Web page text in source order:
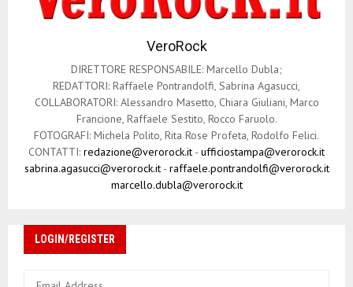
VeroRock
DIRETTORE RESPONSABILE: Marcello Dubla;
REDATTORI: Raffaele Pontrandolfi, Sabrina Agasucci,
COLLABORATORI: Alessandro Masetto, Chiara Giuliani, Marco
Francione, Raffaele Sestito, Rocco Faruolo.
FOTOGRAFI: Michela Polito, Rita Rose Profeta, Rodolfo Felici.
CONTATTI: redazione@verorock.it - ufficiostampa@verorock.it
sabrina.agasucci@verorock.it- raffaele.pontrandolfi@verorock.it
marcello.dubla@verorock.it
LOGIN/REGISTER